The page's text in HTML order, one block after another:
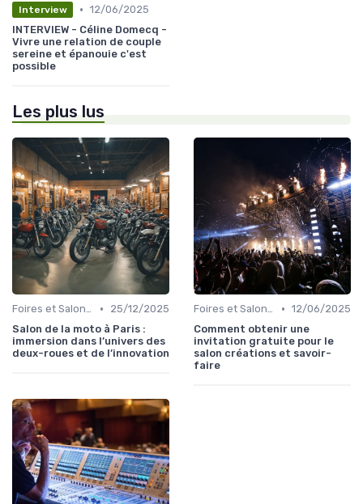
Interview • 12/06/2025
INTERVIEW - Céline Domecq -
Vivre une relation de couple
sereine et épanouie c'est
possible
Les plus lus
Foires et Salons Grand Public •
25/12/2025
Salon de la moto à Paris :
immersion dans l’univers des
deux-roues et de l’innovation
Foires et Salons Grand Public • 12/06/2025
Comment obtenir une
invitation gratuite pour le
salon créations et savoir-
faire